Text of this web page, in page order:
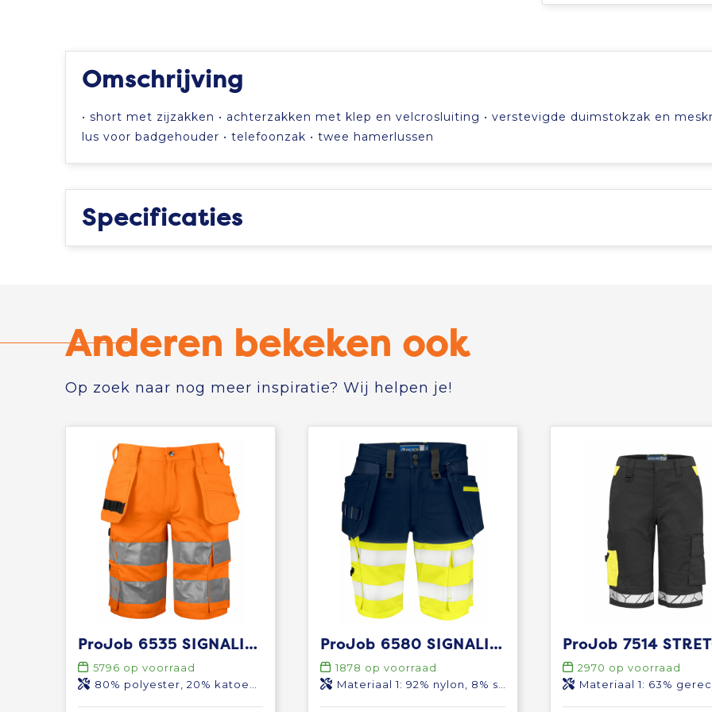
Omschrijving
• short met zijzakken • achterzakken met klep en velcrosluiting • verstevigde duimstokzak en
lus voor badgehouder • telefoonzak • twee hamerlussen
Specificaties
Anderen bekeken ook
Op zoek naar nog meer inspiratie? Wij helpen je!
ProJob 6535 SIGNALISATIESHORT MET SPIJKERZAKKEN EN ISO 20471 KLASSE 2
5796 op voorraad
80% polyester, 20% katoen 245 g/m²
ProJob 6580 SIGNALISATIE STRETCHSHORT EN ISO 20471 KLASSE 1
1878 op voorraad
Materiaal 1: 92% nylon, 8% spandex, 250 g/m² Materiaal 2: 100% Cordura Materiaal 3: 100% polyester Materiaal 4: 80% polyester, 20% katoen
2970 op voorraad
Materiaal 1: 63% gerecycled polyester, 35% organic katoen, 2% spandex - 245 g/m² Materiaal 2: 100% gerecycled polyamide Materiaal 3: 90%